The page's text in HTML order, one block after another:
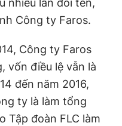
nhiều lần đổi tên,
Công ty Faros.
Công ty Faros
vốn điều lệ vẫn là
đến năm 2016,
ty là làm tổng
Tập đoàn FLC làm